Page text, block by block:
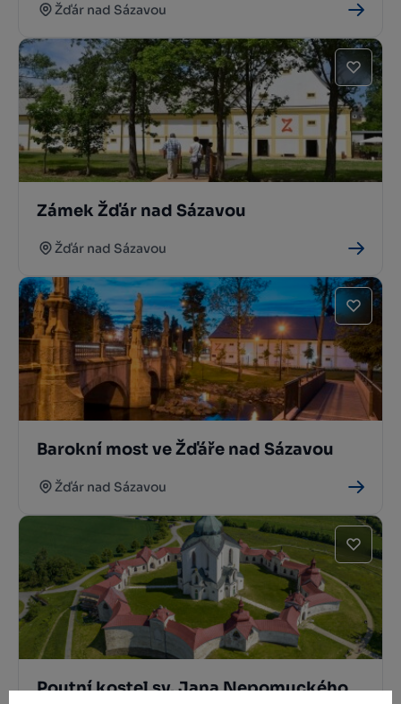
Žďár nad Sázavou
Zámek Žďár nad Sázavou
Žďár nad Sázavou
Barokní most ve Žďáře nad Sázavou
Žďár nad Sázavou
Poutní kostel sv. Jana Nepomuckého